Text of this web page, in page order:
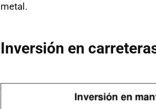
metal.
Inversión en